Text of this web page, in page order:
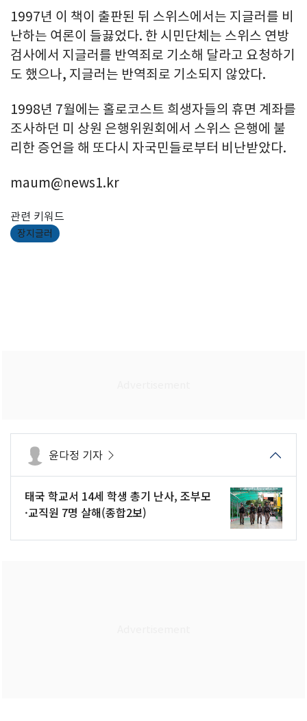
1997년 이 책이 출판된 뒤 스위스에서는 지글러를 비
난하는 여론이 들끓었다. 한 시민단체는 스위스 연방
검사에서 지글러를 반역죄로 기소해 달라고 요청하기
도 했으나, 지글러는 반역죄로 기소되지 않았다.
1998년 7월에는 홀로코스트 희생자들의 휴면 계좌를
조사하던 미 상원 은행위원회에서 스위스 은행에 불
리한 증언을 해 또다시 자국민들로부터 비난받았다.
maum@news1.kr
관련 키워드
장지글러
윤다정 기자
태국 학교서 14세 학생 총기 난사, 조부모
·교직원 7명 살해(종합2보)